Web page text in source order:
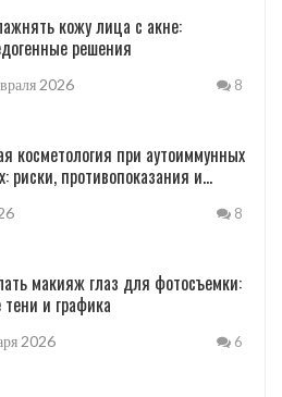
кожу лица с акне:
решения
2026 8
косметология при аутоиммунных
риски, противопоказания и
8
макияж глаз для фотосъемки:
и графика
2026 6